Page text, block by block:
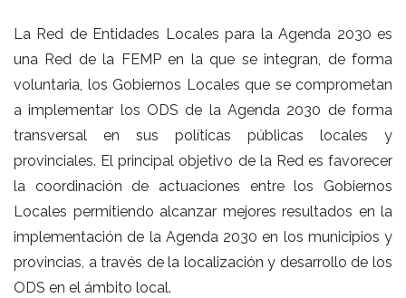
La Red de Entidades Locales para la Agenda 2030 es
una Red de la FEMP en la que se integran, de forma
voluntaria, los Gobiernos Locales que se comprometan
a implementar los ODS de la Agenda 2030 de forma
transversal en sus políticas públicas locales y
provinciales. El principal objetivo de la Red es favorecer
la coordinación de actuaciones entre los Gobiernos
Locales permitiendo alcanzar mejores resultados en la
implementación de la Agenda 2030 en los municipios y
provincias, a través de la localización y desarrollo de los
ODS en el ámbito local.